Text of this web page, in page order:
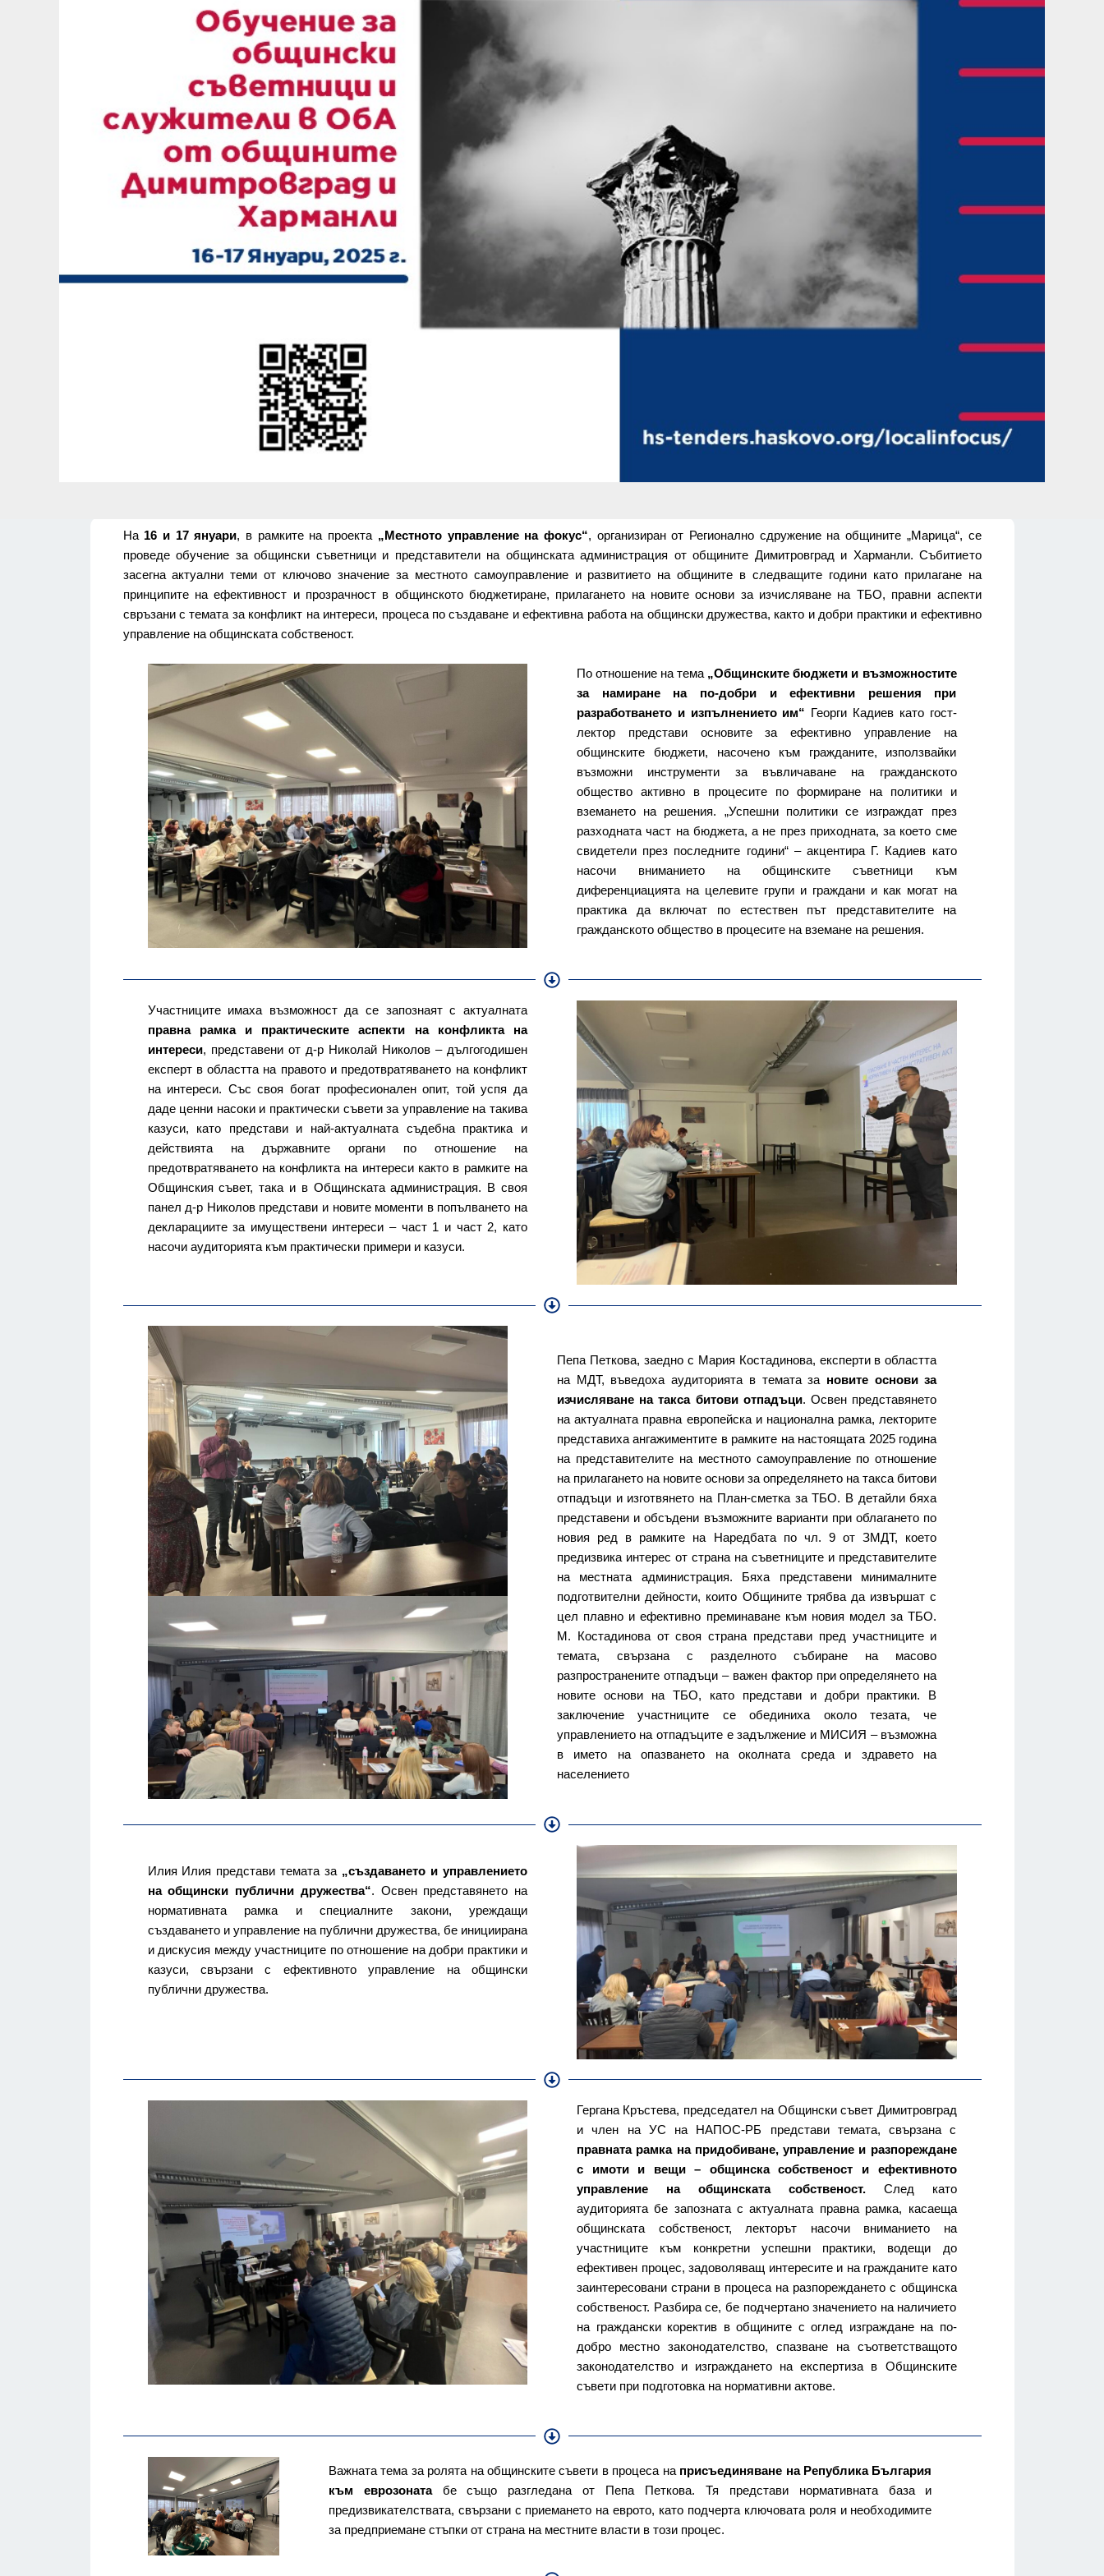
На 16 и 17 януари, в рамките на проекта „Местното управление на фокус“, организиран от Регионално сдружение на общините „Марица“, се
проведе обучение за общински съветници и представители на общинската администрация от общините Димитровград и Харманли. Събитието
засегна актуални теми от ключово значение за местното самоуправление и развитието на общините в следващите години като прилагане на
принципите на ефективност и прозрачност в общинското бюджетиране, прилагането на новите основи за изчисляване на ТБО, правни аспекти
свръзани с темата за конфликт на интереси, процеса по създаване и ефективна работа на общински дружества, както и добри практики и ефективно
управление на общинската собственост.
По отношение на тема „Общинските бюджети и възможностите
за намиране на по-добри и ефективни решения при
разработването и изпълнението им“ Георги Кадиев като гост-
лектор представи основите за ефективно управление на
общинските бюджети, насочено към гражданите, използвайки
възможни инструменти за въвличаване на гражданското
общество активно в процесите по формиране на политики и
вземането на решения. „Успешни политики се изграждат през
разходната част на бюджета, а не през приходната, за което сме
свидетели през последните години“ – акцентира Г. Кадиев като
насочи вниманието на общинските съветници към
диференциацията на целевите групи и граждани и как могат на
практика да включат по естествен път представителите на
гражданското общество в процесите на вземане на решения.
Участниците имаха възможност да се запознаят с актуалната
правна рамка и практическите аспекти на конфликта на
интереси, представени от д-р Николай Николов – дългогодишен
експерт в областта на правото и предотвратяването на конфликт
на интереси. Със своя богат професионален опит, той успя да
даде ценни насоки и практически съвети за управление на такива
казуси, като представи и най-актуалната съдебна практика и
действията на държавните органи по отношение на
предотвратяването на конфликта на интереси както в рамките на
Общинския съвет, така и в Общинската администрация. В своя
панел д-р Николов представи и новите моменти в попълването на
декларациите за имуществени интереси – част 1 и част 2, като
насочи аудиторията към практически примери и казуси.
Пепа Петкова, заедно с Мария Костадинова, експерти в областта
на МДТ, въведоха аудиторията в темата за новите основи за
изчисляване на такса битови отпадъци. Освен представянето
на актуалната правна европейска и национална рамка, лекторите
представиха ангажиментите в рамките на настоящата 2025 година
на представителите на местното самоуправление по отношение
на прилагането на новите основи за определянето на такса битови
отпадъци и изготвянето на План-сметка за ТБО. В детайли бяха
представени и обсъдени възможните варианти при облагането по
новия ред в рамките на Наредбата по чл. 9 от ЗМДТ, което
предизвика интерес от страна на съветниците и представителите
на местната администрация. Бяха представени минималните
подготвителни дейности, които Общините трябва да извършат с
цел плавно и ефективно преминаване към новия модел за ТБО.
М. Костадинова от своя страна представи пред участниците и
темата, свързана с разделното събиране на масово
разпространените отпадъци – важен фактор при определянето на
новите основи на ТБО, като представи и добри практики. В
заключение участниците се обединиха около тезата, че
управлението на отпадъците е задължение и МИСИЯ – възможна
в името на опазването на околната среда и здравето на
населението
Илия Илия представи темата за „създаването и управлението
на общински публични дружества“. Освен представянето на
нормативната рамка и специалните закони, уреждащи
създаването и управление на публични дружества, бе инициирана
и дискусия между участниците по отношение на добри практики и
казуси, свързани с ефективното управление на общински
публични дружества.
Гергана Кръстева, председател на Общински съвет Димитровград
и член на УС на НАПОС-РБ представи темата, свързана с
правната рамка на придобиване, управление и разпореждане
с имоти и вещи – общинска собственост и ефективното
управление на общинската собственост.След като
аудиторията бе запозната с актуалната правна рамка, касаеща
общинската собственост, лекторът насочи вниманието на
участниците към конкретни успешни практики, водещи до
ефективен процес, задоволяващ интересите и на гражданите като
заинтересовани страни в процеса на разпореждането с общинска
собственост. Разбира се, бе подчертано значението на наличието
на граждански коректив в общините с оглед изграждане на по-
добро местно законодателство, спазване на съответстващото
законодателство и изграждането на експертиза в Общинските
съвети при подготовка на нормативни актове.
Важната тема за ролята на общинските съвети в процеса на присъединяване на Република България
към еврозонатабе също разгледана от Пепа Петкова. Тя представи нормативната база и
предизвикателствата, свързани с приемането на еврото, като подчерта ключовата роля и необходимите
за предприемане стъпки от страна на местните власти в този процес.